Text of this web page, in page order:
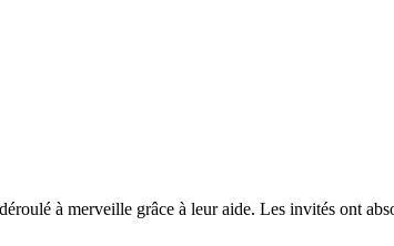
à merveille grâce à leur aide. Les invités ont